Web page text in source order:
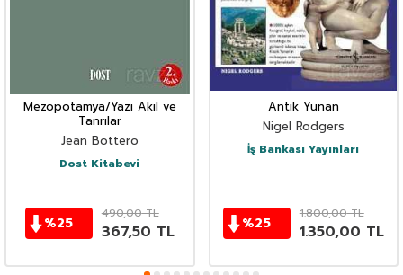
Mezopotamya/Yazı Akıl ve
Tanrılar
Jean Bottero
Dost Kitabevi
%25
490,00TL
367,50 TL
Antik Yunan
Nigel Rodgers
İş Bankası Yayınları
%25
1.800,00TL
1.350,00 TL